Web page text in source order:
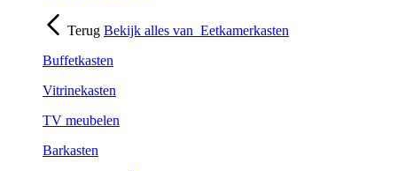
Terug Bekijk alles van Eetkamerkasten
Buffetkasten
Vitrinekasten
TV meubelen
Barkasten